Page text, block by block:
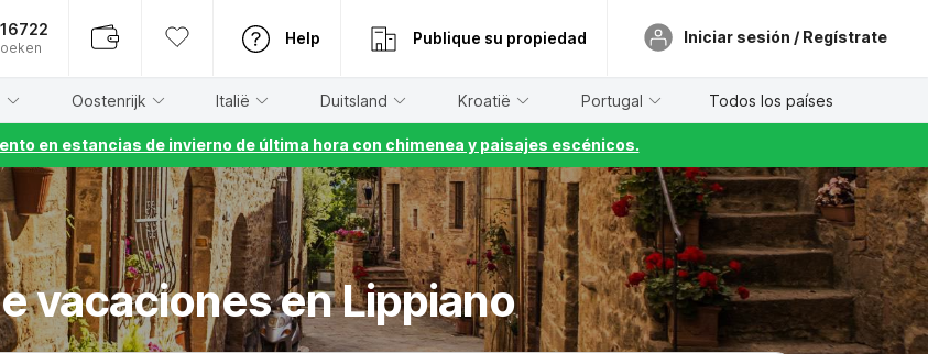
Help Publique su propiedad Iniciar sesión / Regístrate
Oostenrijk Italië Duitsland Kroatië Portugal Todos los países
en estancias de invierno de última hora con chimenea y paisajes escénicos.
vacaciones en Lippiano